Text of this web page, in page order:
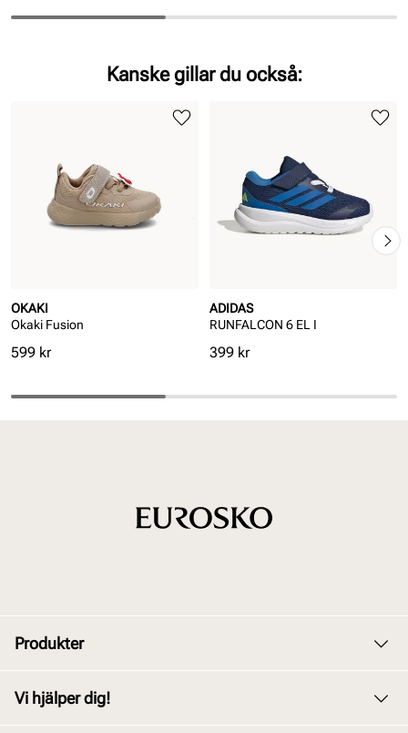
Kanske gillar du också:
OKAKI
Okaki Fusion
Pris
599 kr
ADIDAS
RUNFALCON 6 EL I
Pris
399 kr
Produkter
Vi hjälper dig!